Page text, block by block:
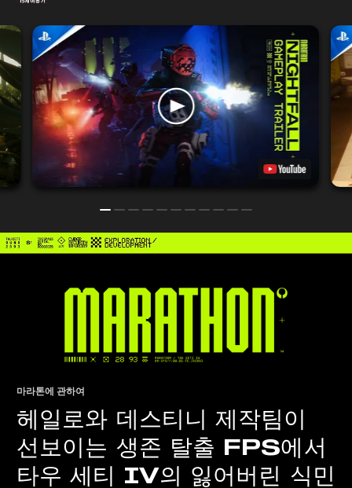
마라톤에 관하여
헤일로와 데스티니 제작팀이
선보이는 생존 탈출 FPS에서
타우 세티 IV의 잃어버린 식민